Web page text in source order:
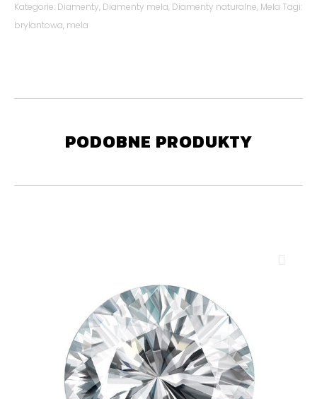
Kategorie: Diamenty, Diamenty mela, Diamenty naturalne, Mela Tagi:
brylantowa, mela
PODOBNE PRODUKTY